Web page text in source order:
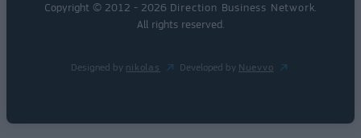
Copyright © 2012 - 2026 Direction Business Network
All rights reserved.
Designed by nikolas Developed by Nuevvo